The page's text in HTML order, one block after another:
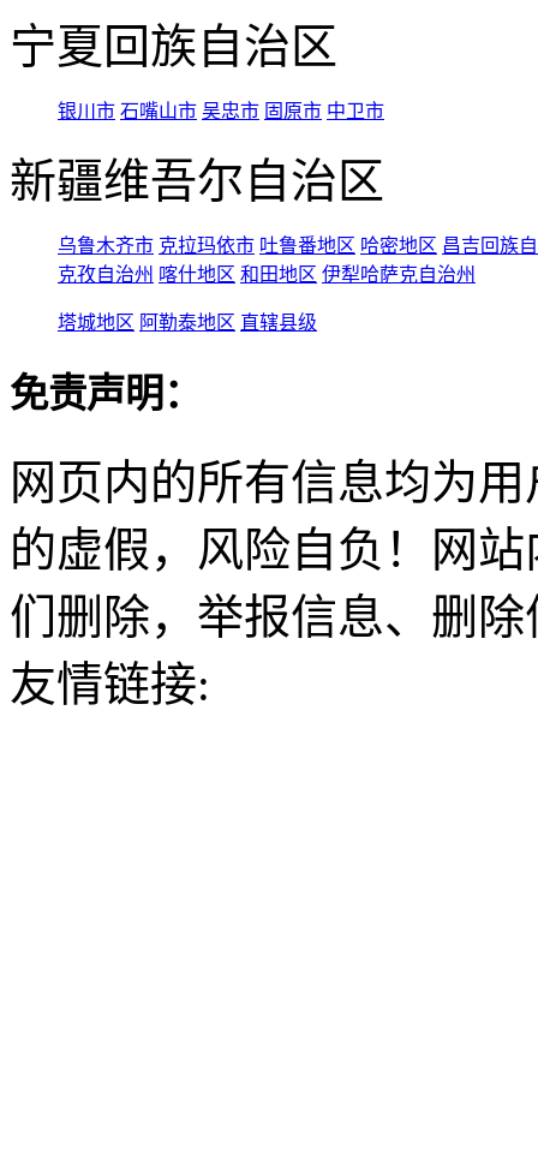
宁夏回族自治区
银川市 石嘴山市 吴忠市 固原市 中卫市
新疆维吾尔自治区
乌鲁木齐市 克拉玛依市 吐鲁番地区 哈密地区 昌吉回族
克孜自治州 喀什地区 和田地区 伊犁哈萨克自治州
塔城地区 阿勒泰地区 直辖县级
免责声明：
网页内的所有信息均为
的虚假，风险自负！网
们删除，举报信息、删
友情链接: